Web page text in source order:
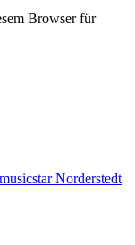
Browser für
musicstar Norderstedt